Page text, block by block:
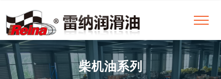
柴机油系列